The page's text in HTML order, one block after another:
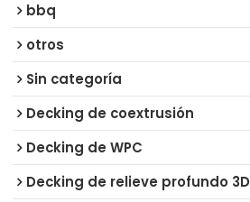
bbq
otros
Sin categoría
Decking de coextrusión
Decking de WPC
Decking de relieve profundo 3D